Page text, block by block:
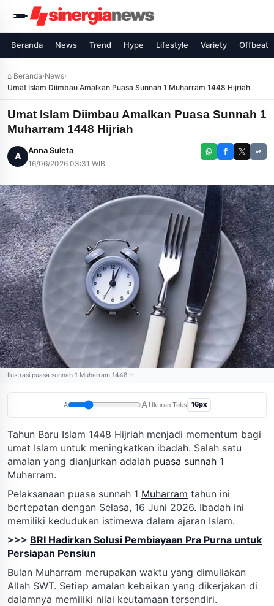
Beranda News Trend Hype Lifestyle Variety Offbeat
⌂ Beranda›News›
Umat Islam Diimbau Amalkan Puasa Sunnah 1 Muharram 1448 Hijriah
Umat Islam Diimbau Amalkan Puasa Sunnah 1
Muharram 1448 Hijriah
A
Anna Suleta
16/06/2026 03:31 WIB
Ilustrasi puasa sunnah 1 Muharram 1448 H
A A Ukuran Teks 16px
Tahun Baru Islam 1448 Hijriah menjadi momentum bagi
umat Islam untuk meningkatkan ibadah. Salah satu
amalan yang dianjurkan adalah puasa sunnah 1
Muharram.
Pelaksanaan puasa sunnah 1 Muharram tahun ini
bertepatan dengan Selasa, 16 Juni 2026. Ibadah ini
memiliki kedudukan istimewa dalam ajaran Islam.
>>> BRI Hadirkan Solusi Pembiayaan Pra Purna untuk
Persiapan Pensiun
Bulan Muharram merupakan waktu yang dimuliakan
Allah SWT. Setiap amalan kebaikan yang dikerjakan di
dalamnya memiliki nilai keutamaan tersendiri.